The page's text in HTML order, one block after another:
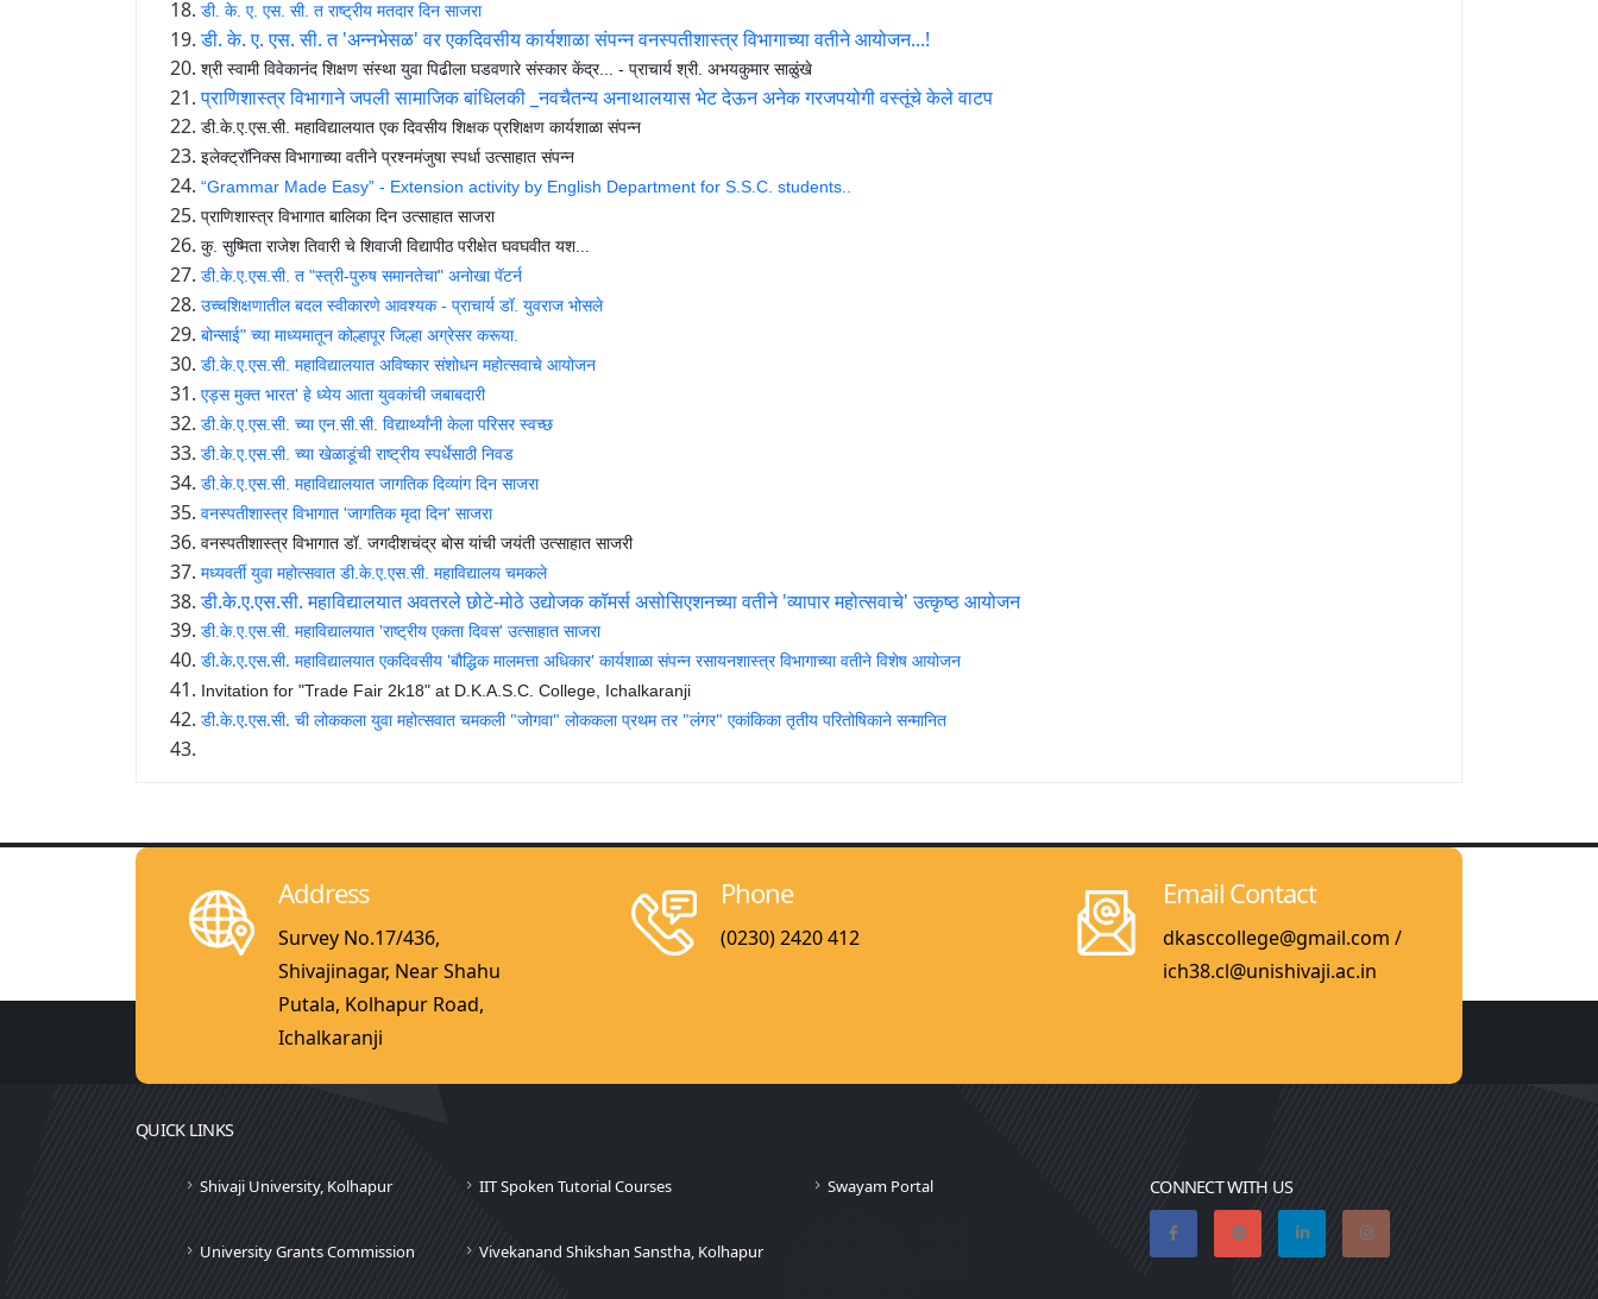
डी. के. ए. एस. सी. त राष्ट्रीय मतदार दिन साजरा
डी. के. ए. एस. सी. त 'अन्नभेसळ' वर एकदिवसीय कार्यशाळा संपन्न वनस्पतीशास्त्र विभागाच्या वतीने आयोजन...!
श्री स्वामी विवेकानंद शिक्षण संस्था युवा पिढीला घडवणारे संस्कार केंद्र...- प्राचार्य श्री. अभयकुमार साळुंखे
प्राणिशास्त्र विभागाने जपली सामाजिक बांधिलकी _नवचैतन्य अनाथालयास भेट देऊन अनेक गरजपयोगी वस्तूंचे केले वाटप
डी.के.ए.एस.सी. महाविद्यालयात एक दिवसीय शिक्षक प्रशिक्षण कार्यशाळा संपन्न
इलेक्ट्रॉनिक्स विभागाच्या वतीने प्रश्नमंजुषा स्पर्धा उत्साहात संपन्न
“Grammar Made Easy” - Extension activity by English Department for S.S.C. students..
प्राणिशास्त्र विभागात बालिका दिन उत्साहात साजरा
कु. सुष्मिता राजेश तिवारी चे शिवाजी विद्यापीठ परीक्षेत घवघवीत यश...
डी.के.ए.एस.सी. त "स्त्री-पुरुष समानतेचा" अनोखा पॅटर्न
उच्चशिक्षणातील बदल स्वीकारणे आवश्यक - प्राचार्य डॉ. युवराज भोसले
बोन्साई" च्या माध्यमातून कोल्हापूर जिल्हा अग्रेसर करूया.
डी.के.ए.एस.सी. महाविद्यालयात अविष्कार संशोधन महोत्सवाचे आयोजन
एड्स मुक्त भारत' हे ध्येय आता युवकांची जबाबदारी
डी.के.ए.एस.सी. च्या एन.सी.सी. विद्यार्थ्यांनी केला परिसर स्वच्छ
डी.के.ए.एस.सी. च्या खेळाडूंची राष्ट्रीय स्पर्धेसाठी निवड
डी.के.ए.एस.सी. महाविद्यालयात जागतिक दिव्यांग दिन साजरा
वनस्पतीशास्त्र विभागात 'जागतिक मृदा दिन' साजरा
वनस्पतीशास्त्र विभागात डॉ. जगदीशचंद्र बोस यांची जयंती उत्साहात साजरी
मध्यवर्ती युवा महोत्सवात डी.के.ए.एस.सी. महाविद्यालय चमकले
डी.के.ए.एस.सी. महाविद्यालयात अवतरले छोटे-मोठे उद्योजक कॉमर्स असोसिएशनच्या वतीने 'व्यापार महोत्सवाचे' उत्कृष्ठ आयोजन
डी.के.ए.एस.सी. महाविद्यालयात 'राष्ट्रीय एकता दिवस' उत्साहात साजरा
डी.के.ए.एस.सी. महाविद्यालयात एकदिवसीय 'बौद्धिक मालमत्ता अधिकार' कार्यशाळा संपन्न रसायनशास्त्र विभागाच्या वतीने विशेष आयोजन
Invitation for "Trade Fair 2k18" at D.K.A.S.C. College, Ichalkaranji
डी.के.ए.एस.सी. ची लोककला युवा महोत्सवात चमकली "जोगवा" लोककला प्रथम तर "लंगर" एकांकिका तृतीय परितोषिकाने सन्मानित
Address
Survey No.17/436,
Shivajinagar, Near Shahu
Putala, Kolhapur Road,
Ichalkaranji
Phone
(0230) 2420 412
Email Contact
dkasccollege@gmail.com /
ich38.cl@unishivaji.ac.in
QUICK LINKS
Shivaji University, Kolhapur IIT Spoken Tutorial Courses Swayam Portal
University Grants Commission Vivekanand Shikshan Sanstha, Kolhapur
CONNECT WITH US